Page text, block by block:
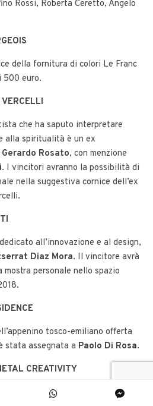
Rossi, Roberta Ceretto, Angelo
della fornitura di colori Le Franc
500 euro.
che ha saputo interpretare
alla spiritualità è un ex
Gerardo Rosato, con menzione
. I vincitori avranno la possibilità di
nella suggestiva cornice dell’ex
all’innovazione e al design,
Diaz Mora. Il vincitore avrà
mostra personale nello spazio
tosco-emiliano offerta
stata assegnata a Paolo Di Rosa.
CREATIVITY
avrà l’opportunità di realizzare